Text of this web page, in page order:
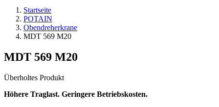
Startseite
POTAIN
Obendreherkrane
MDT 569 M20
MDT 569 M20
Überholtes Produkt
Höhere Traglast. Geringere Betriebskosten.